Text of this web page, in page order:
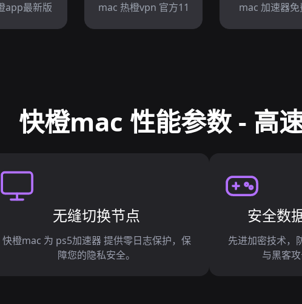
app最新版
mac 热橙vpn 官方11
mac 加速器免
快橙mac 性能参数 - 高
无缝切换节点
快橙mac 为 ps5加速器 提供零日志保护，保
障您的隐私安全。
安全数
先进加密技术，
与黑客攻